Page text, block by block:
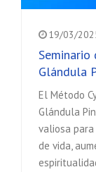
19/03/
Glándula
El Método
Glándula
valiosa
de vida,